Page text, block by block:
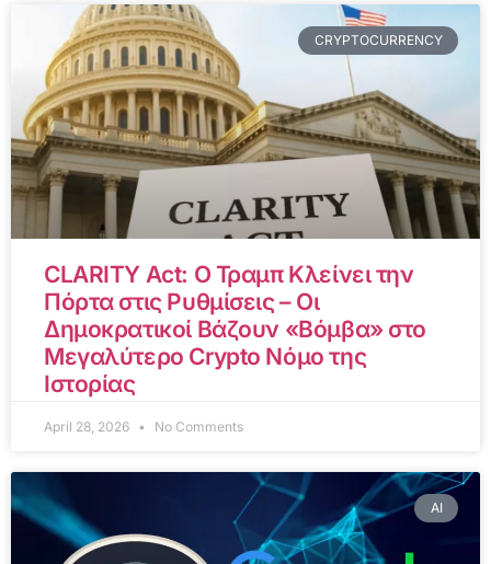
CRYPTOCURRENCY
CLARITY Act: Ο Τραμπ Κλείνει την
Πόρτα στις Ρυθμίσεις – Οι
Δημοκρατικοί Βάζουν «Βόμβα» στο
Μεγαλύτερο Crypto Νόμο της
Ιστορίας
April 28, 2026 No Comments
AI